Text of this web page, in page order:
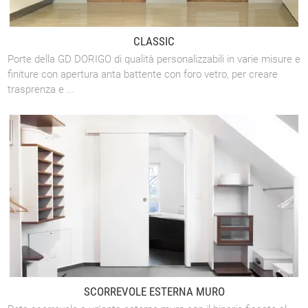
CLASSIC
Porte della GD DORIGO di qualità personalizzabili in varie misure e
finiture con apertura anta battente con foro vetro, per creare
trasprenza e ...
SCORREVOLE ESTERNA MURO